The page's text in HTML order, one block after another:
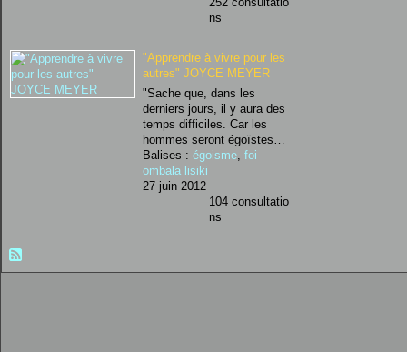
ns
"Apprendre à vivre pour les
autres" JOYCE MEYER
"Sache que, dans les
derniers jours, il y aura des
temps difficiles. Car les
hommes seront égoïstes…
Balises : égoisme, foi
ombala lisiki
27 juin 2012
104 consultatio
ns